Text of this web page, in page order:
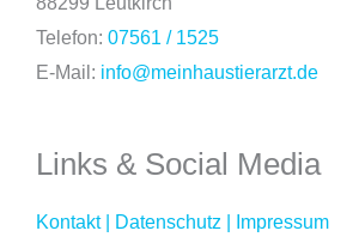
Telefon: 07561 / 1525
E-Mail: info@meinhaustierarzt.de
Links & Social Media
Kontakt | Datenschutz | Impressum